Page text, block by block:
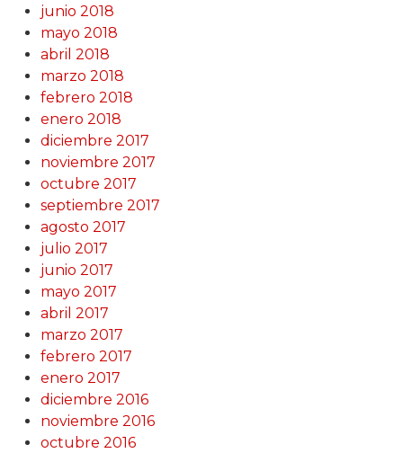
junio 2018
mayo 2018
abril 2018
marzo 2018
febrero 2018
enero 2018
diciembre 2017
noviembre 2017
octubre 2017
septiembre 2017
agosto 2017
julio 2017
junio 2017
mayo 2017
abril 2017
marzo 2017
febrero 2017
enero 2017
diciembre 2016
noviembre 2016
octubre 2016